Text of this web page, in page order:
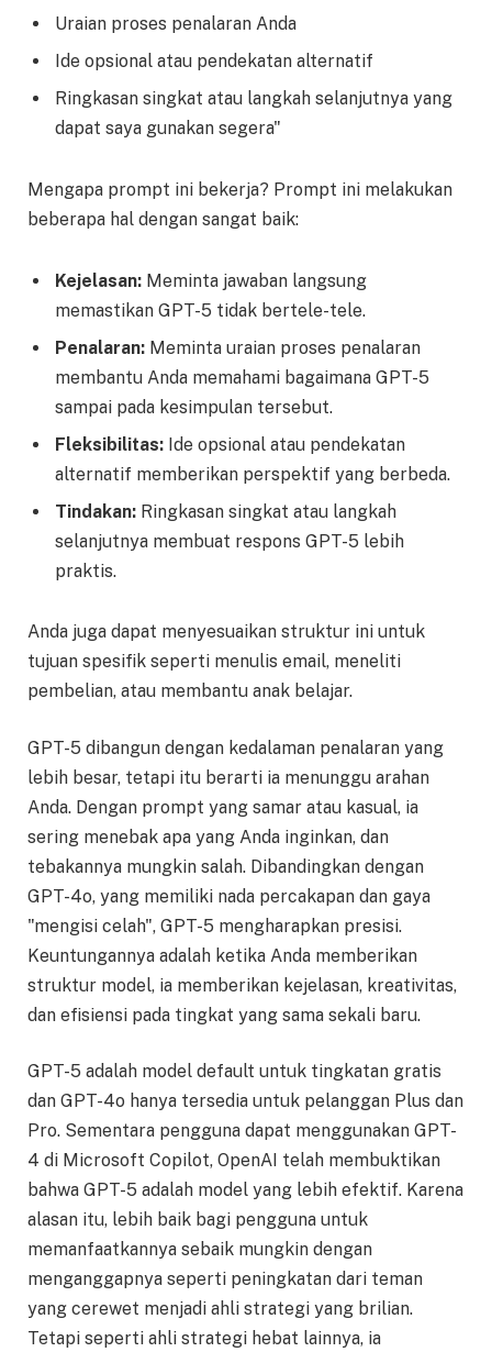
Uraian proses penalaran Anda
Ide opsional atau pendekatan alternatif
Ringkasan singkat atau langkah selanjutnya yang
dapat saya gunakan segera"
Mengapa prompt ini bekerja? Prompt ini melakukan
beberapa hal dengan sangat baik:
Kejelasan: Meminta jawaban langsung
memastikan GPT-5 tidak bertele-tele.
Penalaran: Meminta uraian proses penalaran
membantu Anda memahami bagaimana GPT-5
sampai pada kesimpulan tersebut.
Fleksibilitas: Ide opsional atau pendekatan
alternatif memberikan perspektif yang berbeda.
Tindakan: Ringkasan singkat atau langkah
selanjutnya membuat respons GPT-5 lebih
praktis.
Anda juga dapat menyesuaikan struktur ini untuk
tujuan spesifik seperti menulis email, meneliti
pembelian, atau membantu anak belajar.
GPT-5 dibangun dengan kedalaman penalaran yang
lebih besar, tetapi itu berarti ia menunggu arahan
Anda. Dengan prompt yang samar atau kasual, ia
sering menebak apa yang Anda inginkan, dan
tebakannya mungkin salah. Dibandingkan dengan
GPT-4o, yang memiliki nada percakapan dan gaya
"mengisi celah", GPT-5 mengharapkan presisi.
Keuntungannya adalah ketika Anda memberikan
struktur model, ia memberikan kejelasan, kreativitas,
dan efisiensi pada tingkat yang sama sekali baru.
GPT-5 adalah model default untuk tingkatan gratis
dan GPT-4o hanya tersedia untuk pelanggan Plus dan
Pro. Sementara pengguna dapat menggunakan GPT-
4 di Microsoft Copilot, OpenAI telah membuktikan
bahwa GPT-5 adalah model yang lebih efektif. Karena
alasan itu, lebih baik bagi pengguna untuk
memanfaatkannya sebaik mungkin dengan
menganggapnya seperti peningkatan dari teman
yang cerewet menjadi ahli strategi yang brilian.
Tetapi seperti ahli strategi hebat lainnya, ia